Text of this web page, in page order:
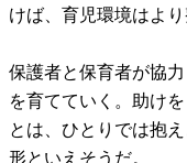
けば、育児環境はよ
保護者と保育者が協
を育てていく。助け
とは、ひとりでは抱
形といえそうだ。